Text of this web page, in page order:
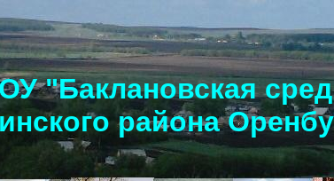
"Баклановская
района